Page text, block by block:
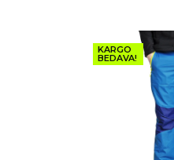
KARGO
BEDAVA!